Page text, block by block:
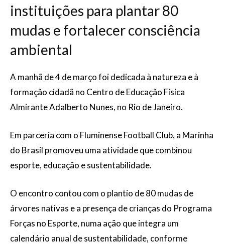
instituições para plantar 80
mudas e fortalecer consciência
ambiental
A manhã de 4 de março foi dedicada à natureza e à
formação cidadã no Centro de Educação Física
Almirante Adalberto Nunes, no Rio de Janeiro.
Em parceria com o Fluminense Football Club, a Marinha
do Brasil promoveu uma atividade que combinou
esporte, educação e sustentabilidade.
O encontro contou com o plantio de 80 mudas de
árvores nativas e a presença de crianças do Programa
Forças no Esporte, numa ação que integra um
calendário anual de sustentabilidade, conforme